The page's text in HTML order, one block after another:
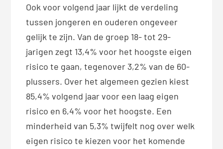
Ook voor volgend jaar lijkt de verdeling
tussen jongeren en ouderen ongeveer
gelijk te zijn. Van de groep 18- tot 29-
jarigen zegt 13,4% voor het hoogste eigen
risico te gaan, tegenover 3,2% van de 60-
plussers. Over het algemeen gezien kiest
85,4% volgend jaar voor een laag eigen
risico en 6,4% voor het hoogste. Een
minderheid van 5,3% twijfelt nog over welk
eigen risico te kiezen voor het komende